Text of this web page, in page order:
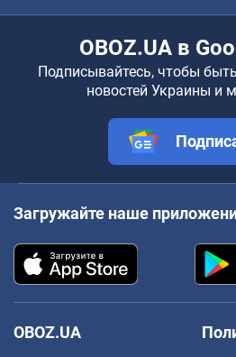
OBOZ.UA в
Подписывайтесь, чтобы
новостей Украины и
Загружайте наше
OBOZ.UA